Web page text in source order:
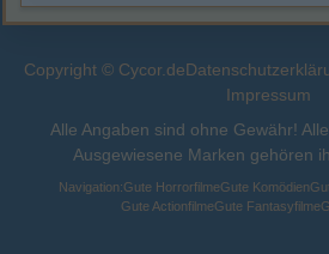
Copyright © Cycor.de
Impressum
Alle Angaben sind ohne Gewähr!
Ausgewiesene Marken gehören
Navigation:Gute HorrorfilmeGute Komödien
Gute ActionfilmeGute Fantasyfilme